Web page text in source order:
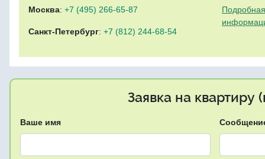
Москва: +7 (495) 266-65-87
Санкт-Петербург: +7 (812) 244-68-54
Заявка на квартиру
Ваше имя